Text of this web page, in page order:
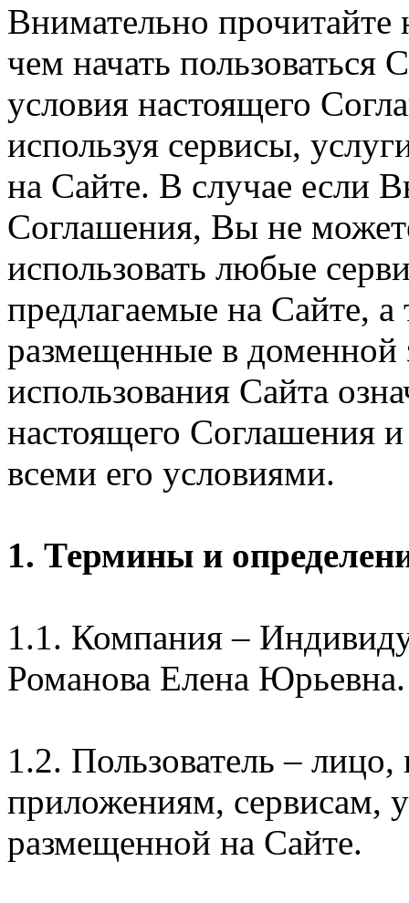
Внимательно
чем начать
условия настоящего
используя сервисы,
на Сайте. В случае если
Соглашения, Вы не
использовать любые
предлагаемые на Сайте,
размещенные в доменной
использования Сайта
настоящего Соглашения
всеми его условиями.
1. Термины и
1.1. Компания –
Романова Елена Юрьевна.
1.2. Пользователь –
приложениям, сервисам,
размещенной на Сайте.